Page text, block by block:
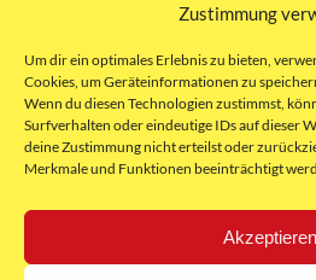
Zustimmung
Um dir ein optimales Erlebnis zu bieten,
Cookies, um Geräteinformationen zu
Wenn du diesen Technologien zustimmst,
Surfverhalten oder eindeutige IDs auf dieser
deine Zustimmung nicht erteilst oder
Merkmale und Funktionen beeinträchtigt
Akzeptieren
Sie erreichen uns unter:
kontakt@freielokale-graz.at
Website by Rubikon Werbeagentur
GmbH
Über
AGB
E-Mail